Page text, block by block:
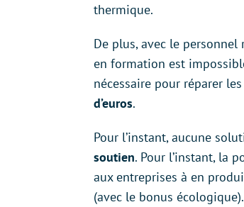
thermique.
De plus, avec le personnel
en formation est
nécessaire pour réparer
d’euros.
Pour l’instant, aucune
soutien. Pour l’instant, la
aux entreprises à en
(avec le bonus